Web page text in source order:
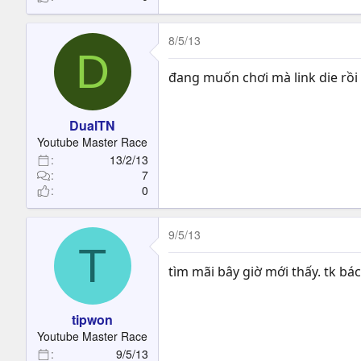
D
DualTN
Youtube Master Race
13/2/13
7
0
8/5/13
đang muốn chơi mà link die rồi
T
tipwon
Youtube Master Race
9/5/13
9/5/13
tìm mãi bây giờ mới thấy. tk